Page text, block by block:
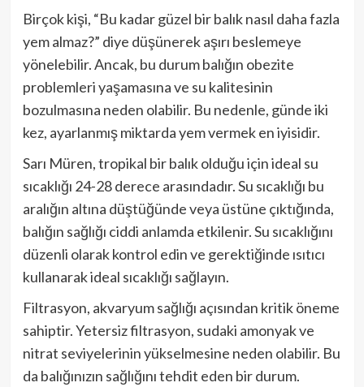
Birçok kişi, “Bu kadar güzel bir balık nasıl daha fazla
yem almaz?” diye düşünerek aşırı beslemeye
yönelebilir. Ancak, bu durum balığın obezite
problemleri yaşamasına ve su kalitesinin
bozulmasına neden olabilir. Bu nedenle, günde iki
kez, ayarlanmış miktarda yem vermek en iyisidir.
Sarı Müren, tropikal bir balık olduğu için ideal su
sıcaklığı 24-28 derece arasındadır. Su sıcaklığı bu
aralığın altına düştüğünde veya üstüne çıktığında,
balığın sağlığı ciddi anlamda etkilenir. Su sıcaklığını
düzenli olarak kontrol edin ve gerektiğinde ısıtıcı
kullanarak ideal sıcaklığı sağlayın.
Filtrasyon, akvaryum sağlığı açısından kritik öneme
sahiptir. Yetersiz filtrasyon, sudaki amonyak ve
nitrat seviyelerinin yükselmesine neden olabilir. Bu
da balığınızın sağlığını tehdit eden bir durum.